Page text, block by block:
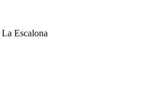
Escalona